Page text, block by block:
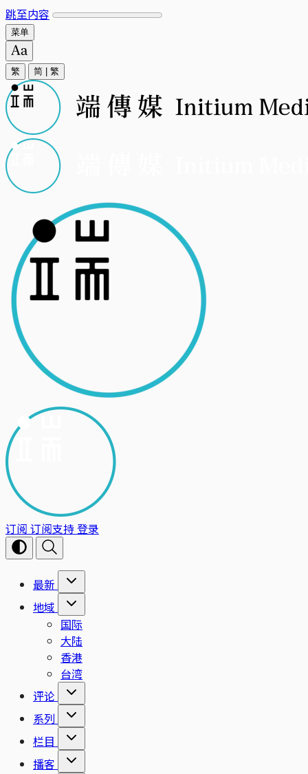
跳至内容
菜单
繁 简 繁
订阅 订阅支持登录
最新
地域
国际
大陆
香港
台湾
评论
系列
栏目
播客